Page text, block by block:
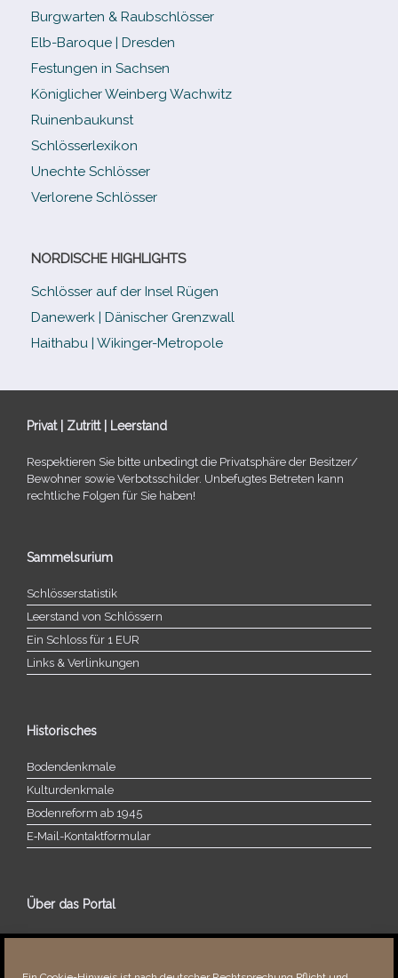
Burgwarten & Raubschlösser
Elb-​Baroque | Dresden
Festungen in Sachsen
Königlicher Weinberg Wachwitz
Ruinenbaukunst
Schlösserlexikon
Unechte Schlösser
Verlorene Schlösser
NORDISCHE HIGHLIGHTS
Schlösser auf der Insel Rügen
Danewerk | Dänischer Grenzwall
Haithabu | Wikinger-Metropole
Privat | Zutritt | Leerstand
Respektieren Sie bitte unbe­dingt die Privatsphäre der Besitzer/​
Bewohner sowie Verbotsschilder. Unbefugtes Betreten kann
recht­li­che Folgen für Sie haben!
Sammelsurium
Schlösserstatistik
Leerstand von Schlössern
Ein Schloss für 1 EUR
Links & Verlinkungen
Historisches
Bodendenkmale
Kulturdenkmale
Bodenreform ab 1945
E‑Mail-​​Kontaktformular
Über das Portal
Über dieses Portal